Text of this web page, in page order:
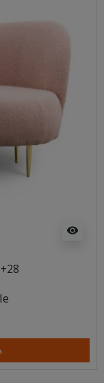
visibility
+28